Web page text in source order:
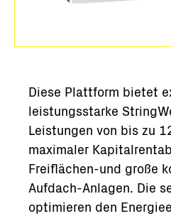
Diese Plattform bietet
leistungsstarke
Leistungen von bis zu
maximaler
Freiflächen-und große
Aufdach-Anlagen. Die
optimieren den